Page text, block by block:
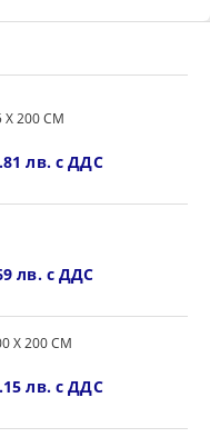
Х 200 СМ
лв. с ДДС
лв. с ДДС
Х 200 СМ
лв. с ДДС